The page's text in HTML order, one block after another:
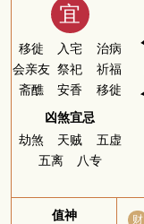
宜
移徙 入宅
治病
会亲友 祭祀
祈福
斋醮
安香
移徙
凶煞宜忌
劫煞
天贼
五虚
五离
八专
值神
财